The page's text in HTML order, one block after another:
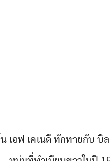
เอฟ เคเนดี ทักทายกับ บิ